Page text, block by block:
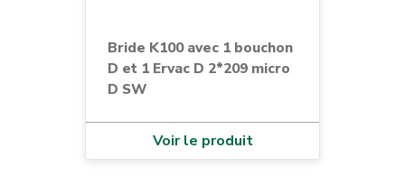
Bride K100 avec 1 bouchon
D et 1 Ervac D 2*209 micro
D SW
Voir le produit